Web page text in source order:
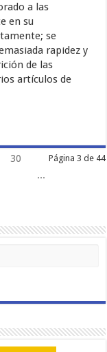
y
Movilidad
a las
en su
se
rapidez y
de las
artículos de
Página 3 de 44
30
...